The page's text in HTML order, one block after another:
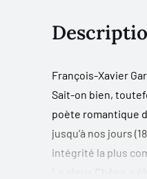
François-Xavier
Sait-on bien,
poète romantique
jusqu’à nos jours
intégrité la plus
Le vieux Chêne »